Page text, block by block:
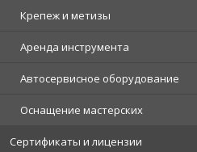
Крепеж и метизы
Аренда инструмента
Автосервисное оборудование
Оснащение мастерских
Сертификаты и лицензии